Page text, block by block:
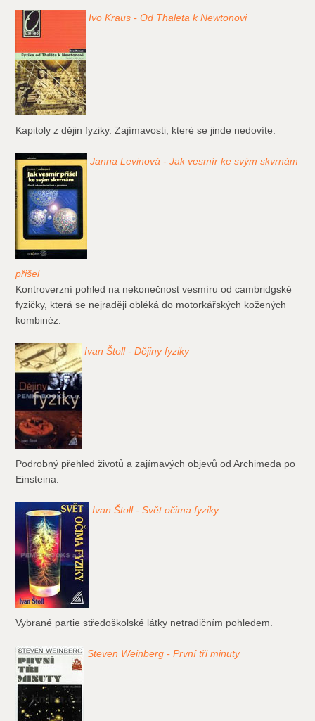
Ivo Kraus - Od Thaleta k Newtonovi
Kapitoly z dějin fyziky. Zajímavosti, které se jinde nedovíte.
Janna Levinová - Jak vesmír ke svým skvrnám
přišel
Kontroverzní pohled na nekonečnost vesmíru od cambridgské
fyzičky, která se nejraději obléká do motorkářských kožených
kombinéz.
Ivan Štoll - Dějiny fyziky
Podrobný přehled životů a zajímavých objevů od Archimeda po
Einsteina.
Ivan Štoll - Svět očima fyziky
Vybrané partie středoškolské látky netradičním pohledem.
Steven Weinberg - První tři minuty